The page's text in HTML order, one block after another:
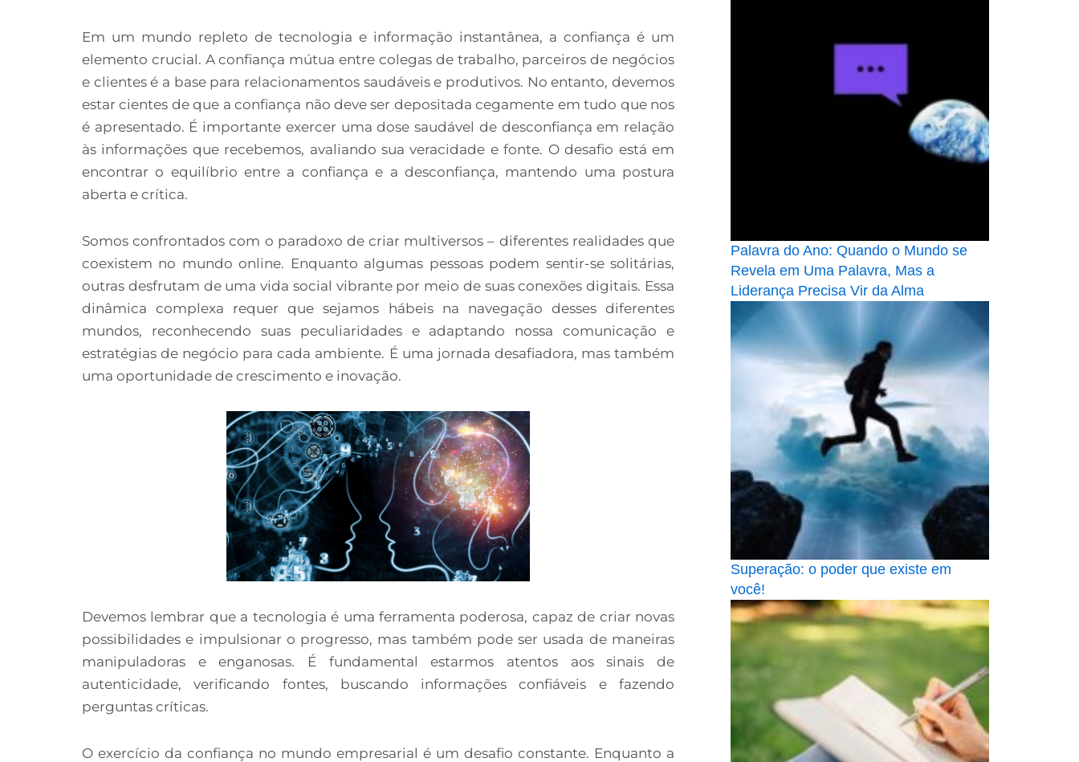
Em um mundo repleto de tecnologia e informação instantânea, a confiança é um
elemento crucial. A confiança mútua entre colegas de trabalho, parceiros de negócios
e clientes é a base para relacionamentos saudáveis e produtivos. No entanto, devemos
estar cientes de que a confiança não deve ser depositada cegamente em tudo que nos
é apresentado. É importante exercer uma dose saudável de desconfiança em relação
às informações que recebemos, avaliando sua veracidade e fonte. O desafio está em
encontrar o equilíbrio entre a confiança e a desconfiança, mantendo uma postura
aberta e crítica.
Somos confrontados com o paradoxo de criar multiversos – diferentes realidades que
coexistem no mundo online. Enquanto algumas pessoas podem sentir-se solitárias,
outras desfrutam de uma vida social vibrante por meio de suas conexões digitais. Essa
dinâmica complexa requer que sejamos hábeis na navegação desses diferentes
mundos, reconhecendo suas peculiaridades e adaptando nossa comunicação e
estratégias de negócio para cada ambiente. É uma jornada desafiadora, mas também
uma oportunidade de crescimento e inovação.
Devemos lembrar que a tecnologia é uma ferramenta poderosa, capaz de criar novas
possibilidades e impulsionar o progresso, mas também pode ser usada de maneiras
manipuladoras e enganosas. É fundamental estarmos atentos aos sinais de
autenticidade, verificando fontes, buscando informações confiáveis e fazendo
perguntas críticas.
O exercício da confiança no mundo empresarial é um desafio constante. Enquanto a
Palavra do Ano: Quando o Mundo se
Revela em Uma Palavra, Mas a
Liderança Precisa Vir da Alma
Superação: o poder que existe em
você!